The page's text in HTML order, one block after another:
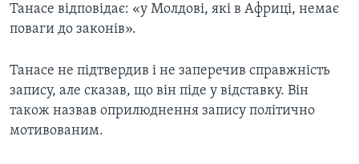
Танасе відповідає: «у Молдові, які в Африці, немає
поваги до законів».
Танасе не підтвердив і не заперечив справжність
запису, але сказав, що він піде у відставку. Він
також назвав оприлюднення запису політично
мотивованим.